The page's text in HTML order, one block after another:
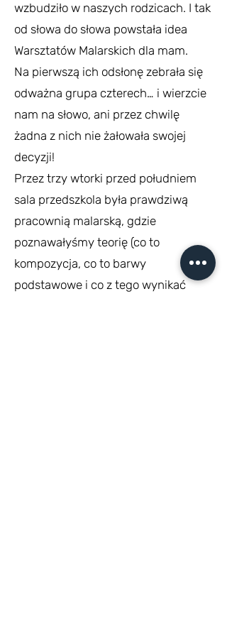
wzbudziło w naszych rodzicach. I tak
od słowa do słowa powstała idea
Warsztatów Malarskich dla mam.
Na pierwszą ich odsłonę zebrała się
odważna grupa czterech… i wierzcie
nam na słowo, ani przez chwilę
żadna z nich nie żałowała swojej
decyzji!
Przez trzy wtorki przed południem
sala przedszkola była prawdziwą
pracownią malarską, gdzie
poznawałyśmy teorię (co to
kompozycja, co to barwy
podstawowe i co z tego wynikać